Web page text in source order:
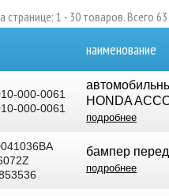
странице: 1 - 30 товаров. Всего
наименование
000-0061
000-0061
HONDA
подробнее
бампер
подробнее